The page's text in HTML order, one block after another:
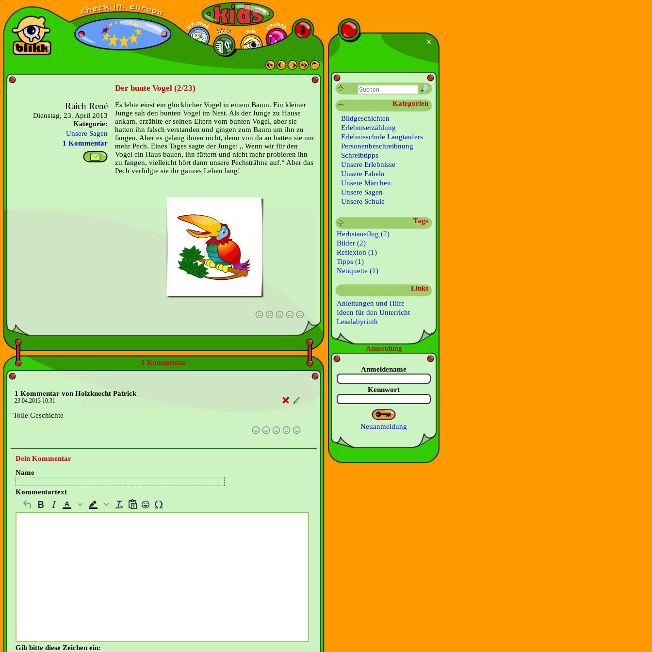
Der bunte Vogel (2/23)
Raich René
Dienstag, 23. April 2013
Kategorie:
Unsere Sagen
1 Kommentar
Es lebte einst ein glücklicher Vogel in einem Baum. Ein kleiner
Junge sah den bunten Vogel im Nest. Als der Junge zu Hause
ankam, erzählte er seinen Eltern vom bunten Vogel, aber sie
hatten ihn falsch verstanden und gingen zum Baum um ihn zu
fangen. Aber es gelang ihnen nicht, denn von da an hatten sie nur
mehr Pech. Eines Tages sagte der Junge: „ Wenn wir für den
Vogel ein Haus bauen, ihn füttern und nicht mehr probieren ihn
zu fangen, vielleicht hört dann unsere Pechsträhne auf.“ Aber das
Pech verfolgte sie ihr ganzes Leben lang!
1 Kommentar
1 Kommentar von Holzknecht Patrick
23.04.2013 10:31
Tolle Geschichte
Dein Kommentar
Name
Kommentartext
Gib bitte diese Zeichen ein:
Kategorien
Bildgeschichten
Erlebniserzählung
Erlebnisschule Langtaufers
Personenbeschreibnung
Schreibtipps
Unsere Erlebnisse
Unsere Fabeln
Unsere Märchen
Unsere Sagen
Unsere Schule
Tags
Herbstausflug (2)
Bilder (2)
Reflexion (1)
Tipps (1)
Netiquette (1)
Links
Anleitungen und Hilfe
Ideen für den Unterricht
Leselabyrinth
Anmeldung
Anmeldename
Kennwort
Neuanmeldung